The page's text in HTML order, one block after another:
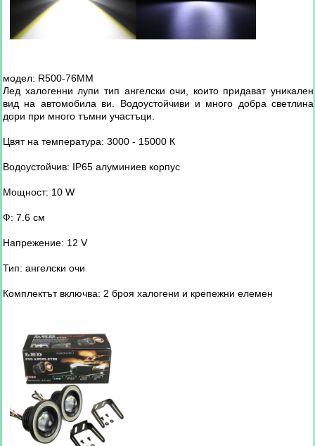
модел: R500-76MM
Лед халогенни лупи тип ангелски очи, които придават уникален
вид на автомобила ви. Водоустойчиви и много добра светлина
дори при много тъмни участъци.
Цвят на температура: 3000 - 15000 К
Водоустойчив: IP65 алуминиев корпус
Мощност: 10 W
Ф: 7.6 см
Напрежение: 12 V
Тип: aнгелски очи
Комплектът включва: 2 броя халогени и крепежни елемен